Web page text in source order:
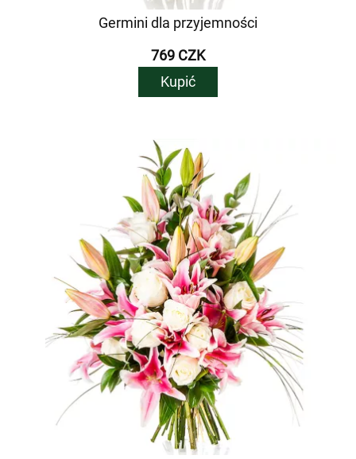
Germini dla przyjemności
769 CZK
Kupić